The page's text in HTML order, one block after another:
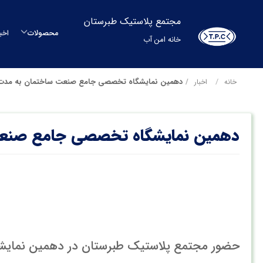
مجتمع پلاستیک طبرستان
خانه امن آب
محصولات
خانه اخبار دهمین نمایشگاه تخصصی جامع صنعت ساختمان به مدت 5 رو از تاریخ 5 الی 9
دهمین نمایشگاه تخصصی جامع صنعت ساختمان به
حضور مجتمع پلاستیک طبرستان در دهمین